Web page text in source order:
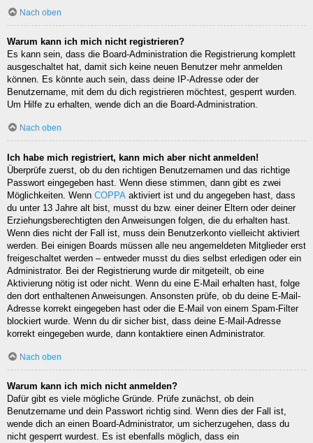
Nach oben
Warum kann ich mich nicht registrieren?
Es kann sein, dass die Board-Administration die Registrierung komplett
ausgeschaltet hat, damit sich keine neuen Benutzer mehr anmelden
können. Es könnte auch sein, dass deine IP-Adresse oder der
Benutzername, mit dem du dich registrieren möchtest, gesperrt wurden.
Um Hilfe zu erhalten, wende dich an die Board-Administration.
Nach oben
Ich habe mich registriert, kann mich aber nicht anmelden!
Überprüfe zuerst, ob du den richtigen Benutzernamen und das richtige
Passwort eingegeben hast. Wenn diese stimmen, dann gibt es zwei
Möglichkeiten. Wenn COPPA aktiviert ist und du angegeben hast, dass
du unter 13 Jahre alt bist, musst du bzw. einer deiner Eltern oder deiner
Erziehungsberechtigten den Anweisungen folgen, die du erhalten hast.
Wenn dies nicht der Fall ist, muss dein Benutzerkonto vielleicht aktiviert
werden. Bei einigen Boards müssen alle neu angemeldeten Mitglieder erst
freigeschaltet werden – entweder musst du dies selbst erledigen oder ein
Administrator. Bei der Registrierung wurde dir mitgeteilt, ob eine
Aktivierung nötig ist oder nicht. Wenn du eine E-Mail erhalten hast, folge
den dort enthaltenen Anweisungen. Ansonsten prüfe, ob du deine E-Mail-
Adresse korrekt eingegeben hast oder die E-Mail von einem Spam-Filter
blockiert wurde. Wenn du dir sicher bist, dass deine E-Mail-Adresse
korrekt eingegeben wurde, dann kontaktiere einen Administrator.
Nach oben
Warum kann ich mich nicht anmelden?
Dafür gibt es viele mögliche Gründe. Prüfe zunächst, ob dein
Benutzername und dein Passwort richtig sind. Wenn dies der Fall ist,
wende dich an einen Board-Administrator, um sicherzugehen, dass du
nicht gesperrt wurdest. Es ist ebenfalls möglich, dass ein